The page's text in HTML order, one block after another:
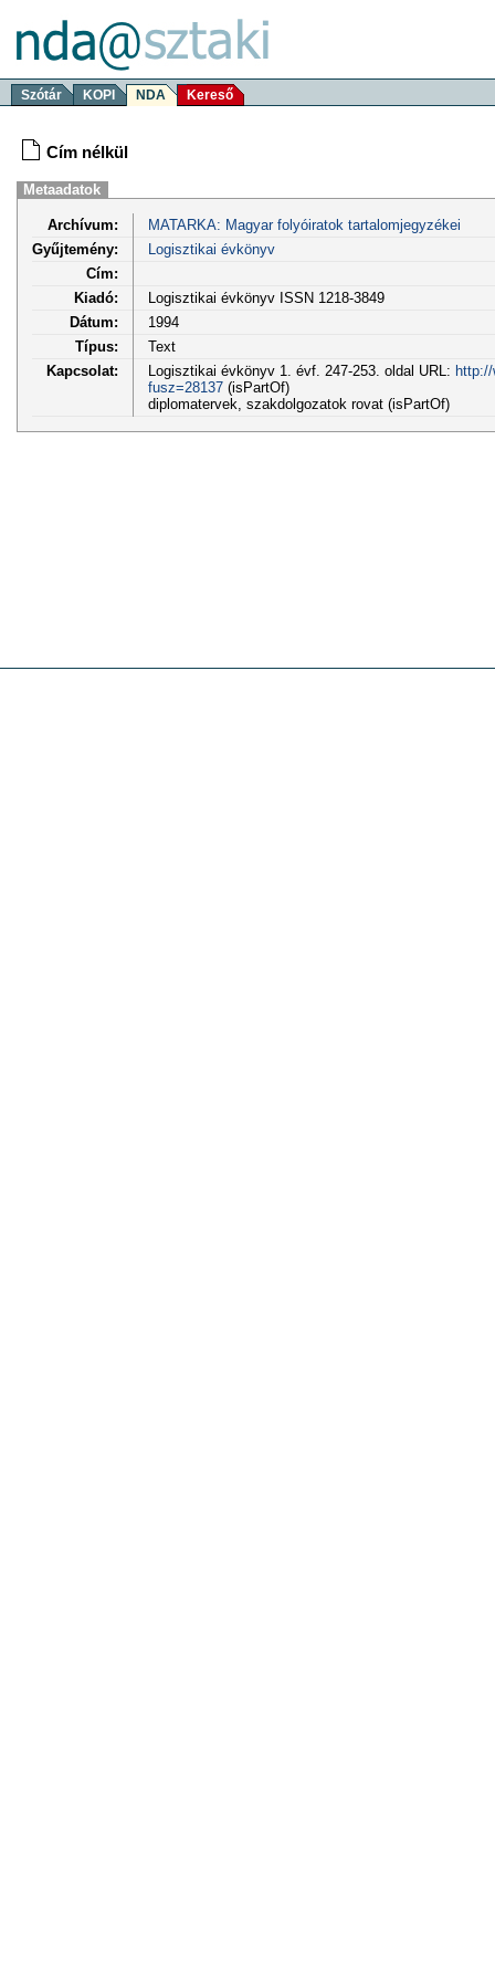
Szótár KOPI NDA Kereső
Cím nélkül
Metaadatok
Archívum:
MATARKA: Magyar folyóiratok tartalomjegyzékei
Gyűjtemény:
Logisztikai évkönyv
Cím:
Kiadó:
Logisztikai évkönyv ISSN 1218-3849
Dátum:
1994
Típus:
Text
Kapcsolat:
Logisztikai évkönyv 1. évf. 247-253. oldal URL:
fusz=28137(isPartOf)
diplomatervek, szakdolgozatok rovat (isPartOf)